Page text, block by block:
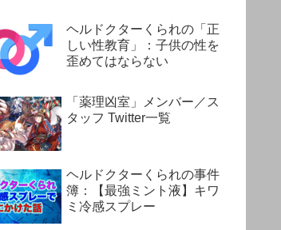
ヘルドクターくられの「正
しい性教育」：子供の性を
歪めてはならない
「薬理凶室」メンバー／ス
タッフ Twitter一覧
ヘルドクターくられの事件
簿：【最強ミント液】キワ
ミ冷感スプレー